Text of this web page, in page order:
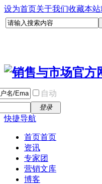
设为首页关于我们收藏本站
自动
登录
快捷导航
首页首页
资讯
专家团
营销文库
博客